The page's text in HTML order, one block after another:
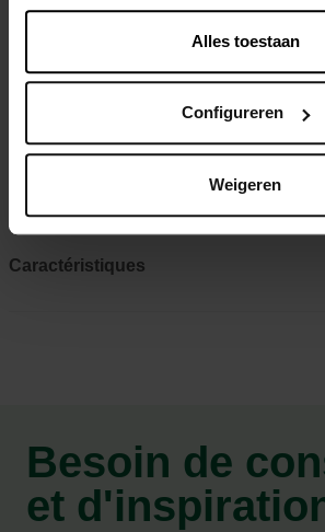
Alles toestaan
Configureren
Weigeren
aventureux
Avec panier suspendu, niche pour
lounge
Facilement accessible grâce aux
Caractéristiques
Besoin de
et